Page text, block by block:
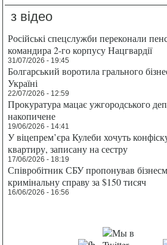
з відео
Російські спецслужби переконали
командира 2-го корпусу Нацгвардії
31/07/2026 - 19:45
Болгарський воротила грального
Україні
22/07/2026 - 12:59
Прокуратура мацає ужгородського
накопичене
19/06/2026 - 14:41
У віцепрем’єра Кулеби хочуть
квартиру, записану на сестру
17/06/2026 - 18:19
Співробітник СБУ пропонував
кримінальну справу за $150 тисяч
16/06/2026 - 16:56